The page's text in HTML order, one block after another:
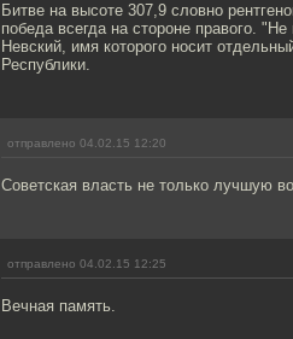
Битве на высоте 307,9 словно
победа всегда на стороне правого.
Невский, имя которого носит
Республики.
отправлено 04.02.15 12:20
Советская власть не только лучшую
отправлено 04.02.15 12:25
Вечная память.